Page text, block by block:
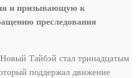
и призывающую к
преследования
Новый Тайбэй стал тринадцатым
поддержал движение